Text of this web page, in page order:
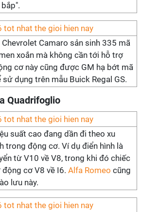
Camaro sản sinh 335 mã
xoắn mà không cần tới hỗ trợ
cơ này cũng được GM hạ bớt mã
dụng trên mẫu Buick Regal GS.
Quadrifoglio
suất cao đang dần đi theo xu
trong động cơ. Ví dụ điển hình là
từ V10 về V8, trong khi đó chiếc
cơ V8 về I6. Alfa Romeo cũng
lưu này.